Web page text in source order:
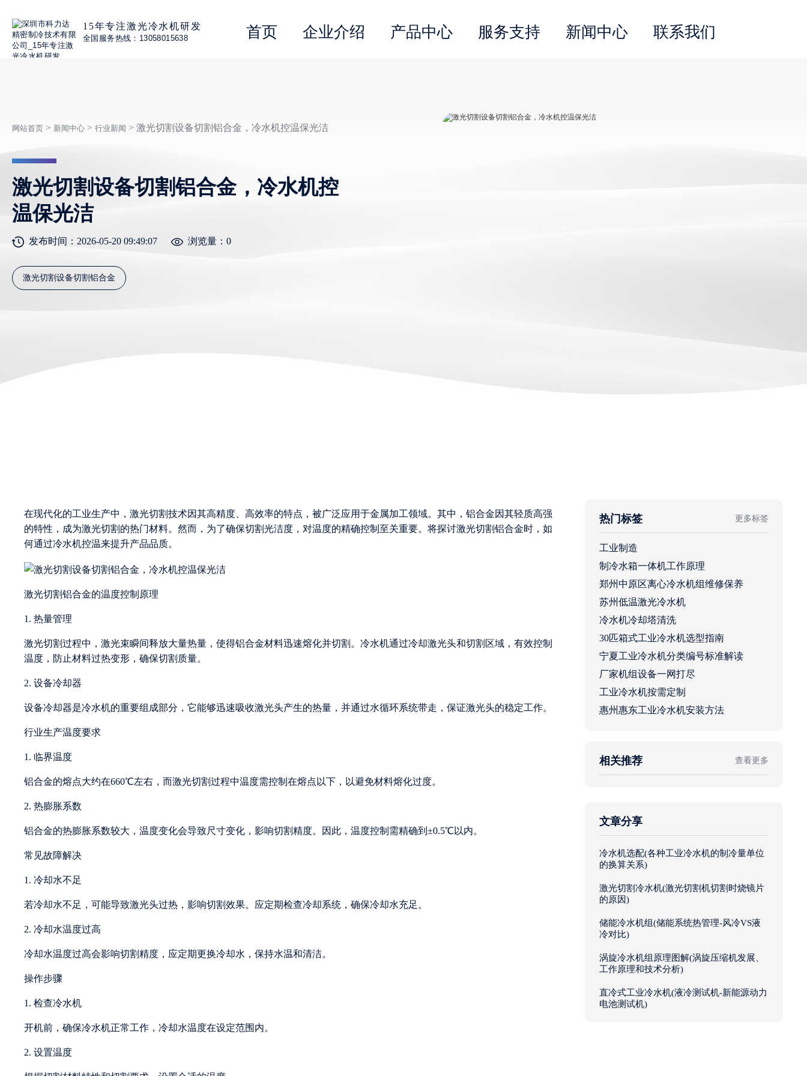
15年专注激光冷水机研发
全国服务热线：13058015638 首页 企业介绍 产品中心 服务支持 新闻中心 联系我们
网站首页 > 新闻中心 > 行业新闻 > 激光切割设备切割铝合金，冷水机控温保光洁
激光切割设备切割铝合金，冷水机控
温保光洁
发布时间：2026-05-20 09:49:07 浏览量： 0
激光切割设备切割铝合金
在现代化的工业生产中，激光切割技术因其高精度、高效率的特点，被广泛应用于金属加工领域。其中，铝合金因其轻质高强
的特性，成为激光切割的热门材料。然而，为了确保切割光洁度，对温度的精确控制至关重要。将探讨激光切割铝合金时，如
何通过冷水机控温来提升产品品质。
激光切割铝合金的温度控制原理
1. 热量管理
激光切割过程中，激光束瞬间释放大量热量，使得铝合金材料迅速熔化并切割。冷水机通过冷却激光头和切割区域，有效控制
温度，防止材料过热变形，确保切割质量。
2. 设备冷却器
设备冷却器是冷水机的重要组成部分，它能够迅速吸收激光头产生的热量，并通过水循环系统带走，保证激光头的稳定工作。
行业生产温度要求
1. 临界温度
铝合金的熔点大约在660℃左右，而激光切割过程中温度需控制在熔点以下，以避免材料熔化过度。
2. 热膨胀系数
铝合金的热膨胀系数较大，温度变化会导致尺寸变化，影响切割精度。因此，温度控制需精确到±0.5℃以内。
常见故障解决
1. 冷却水不足
若冷却水不足，可能导致激光头过热，影响切割效果。应定期检查冷却系统，确保冷却水充足。
2. 冷却水温度过高
冷却水温度过高会影响切割精度，应定期更换冷却水，保持水温和清洁。
操作步骤
1. 检查冷水机
开机前，确保冷水机正常工作，冷却水温度在设定范围内。
2. 设置温度
热门标签 更多标签
工业制造
制冷水箱一体机工作原理
郑州中原区离心冷水机组维修保养
苏州低温激光冷水机
冷水机冷却塔清洗
30匹箱式工业冷水机选型指南
宁夏工业冷水机分类编号标准解读
厂家机组设备一网打尽
工业冷水机按需定制
惠州惠东工业冷水机安装方法
相关推荐 查看更多
文章分享
冷水机选配(各种工业冷水机的制冷量单位
的换算关系)
激光切割冷水机(激光切割机切割时烧镜片
的原因)
储能冷水机组(储能系统热管理-风冷VS液
冷对比)
涡旋冷水机组原理图解(涡旋压缩机发展、
工作原理和技术分析)
直冷式工业冷水机(液冷测试机-新能源动力
电池测试机)